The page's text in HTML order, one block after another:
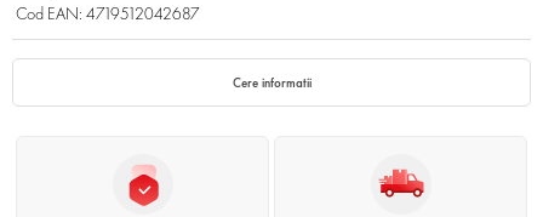
Cod EAN: 4719512042687
Cere informatii